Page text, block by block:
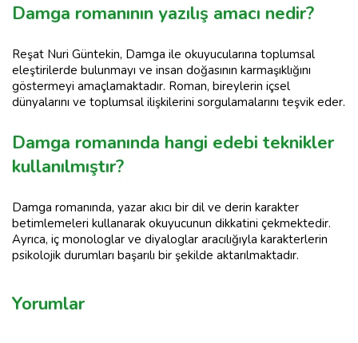
Damga romanının yazılış amacı nedir?
Reşat Nuri Güntekin, Damga ile okuyucularına toplumsal
eleştirilerde bulunmayı ve insan doğasının karmaşıklığını
göstermeyi amaçlamaktadır. Roman, bireylerin içsel
dünyalarını ve toplumsal ilişkilerini sorgulamalarını teşvik eder.
Damga romanında hangi edebi teknikler
kullanılmıştır?
Damga romanında, yazar akıcı bir dil ve derin karakter
betimlemeleri kullanarak okuyucunun dikkatini çekmektedir.
Ayrıca, iç monologlar ve diyaloglar aracılığıyla karakterlerin
psikolojik durumları başarılı bir şekilde aktarılmaktadır.
Yorumlar